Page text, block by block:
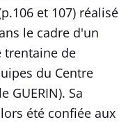
et 107) réalisé
le cadre d'un
trentaine de
du Centre
GUERIN). Sa
été confiée aux